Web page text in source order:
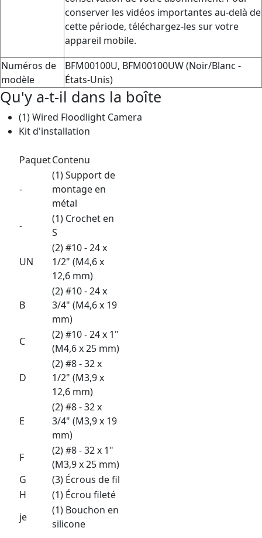
conserver les vidéos importantes au-delà de
cette période, téléchargez-les sur votre
appareil mobile.
Numéros de
modèle
BFM00100U, BFM00100UW (Noir/Blanc -
États-Unis)
Qu'y a-t-il dans la boîte
(1) Wired Floodlight Camera
Kit d'installation
PaquetContenu
-
(1) Support de
montage en
métal
-
(1) Crochet en
S
UN
(2) #10 - 24 x
1/2" (M4,6 x
12,6 mm)
B
(2) #10 - 24 x
3/4" (M4,6 x 19
mm)
C
(2) #10 - 24 x 1"
(M4,6 x 25 mm)
D
(2) #8 - 32 x
1/2" (M3,9 x
12,6 mm)
E
(2) #8 - 32 x
3/4" (M3,9 x 19
mm)
F
(2) #8 - 32 x 1"
(M3,9 x 25 mm)
G
(3) Écrous de fil
H
(1) Écrou fileté
je
(1) Bouchon en
silicone